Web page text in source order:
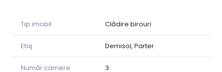
Dotări și utilități:
- curent trifazic;
- centrală termică proprie;
Tip imobil Clădire birouri
Etaj Demisol, Parter
Număr camere 3